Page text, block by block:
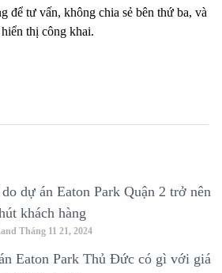
để tư vấn, không chia sẻ bên thứ ba, và
thị công khai.
dự án Eaton Park Quận 2 trở nên
khách hàng
Tháng 11 21, 2024
Eaton Park Thủ Đức có gì với giá